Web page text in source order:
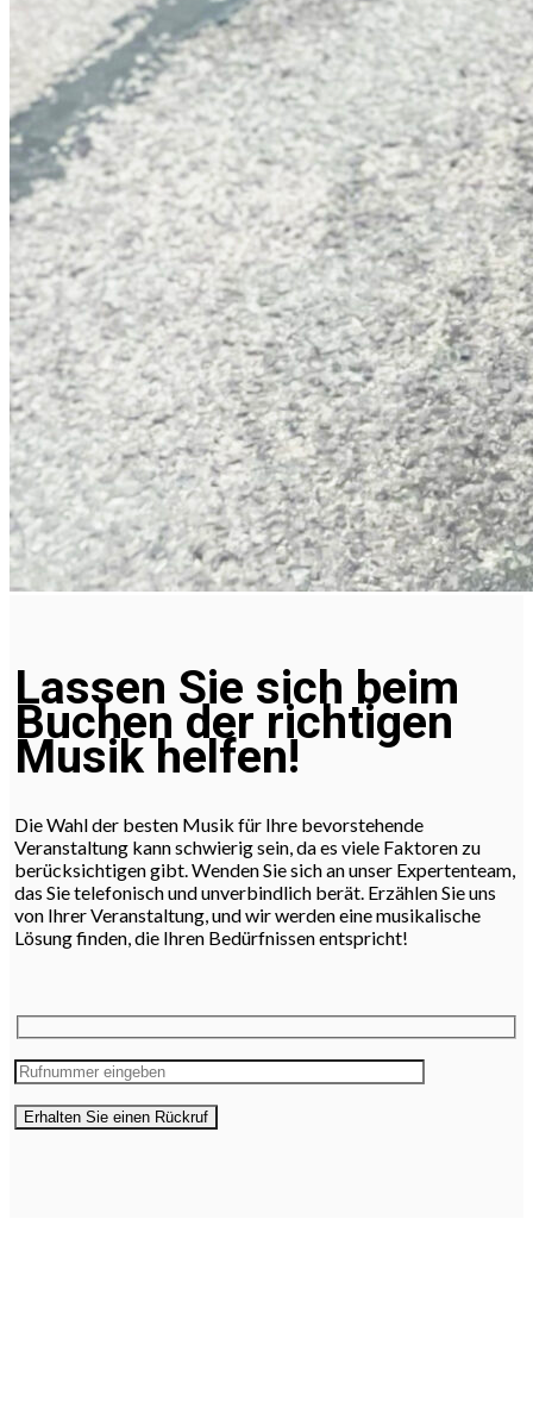
Lassen Sie sich beim
Buchen der richtigen
Musik helfen!
Die Wahl der besten Musik für Ihre bevorstehende
Veranstaltung kann schwierig sein, da es viele Faktoren zu
berücksichtigen gibt. Wenden Sie sich an unser Expertenteam,
das Sie telefonisch und unverbindlich berät. Erzählen Sie uns
von Ihrer Veranstaltung, und wir werden eine musikalische
Lösung finden, die Ihren Bedürfnissen entspricht!